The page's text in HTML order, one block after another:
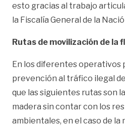
esto gracias al trabajo
la Fiscalía General de la
Rutas de movilización de la
En los diferentes operativos
prevención al tráfico ilegal
que las siguientes rutas son
madera sin contar con los
ambientales, en el caso de la